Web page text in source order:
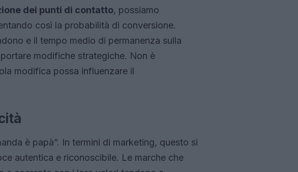
dei punti di contatto, possiamo
così la probabilità di conversione.
e il tempo medio di permanenza sulla
modifiche strategiche. Non è
modifica possa influenzare il
è papà”. In termini di marketing, questo si
autentica e riconoscibile. Le marche che